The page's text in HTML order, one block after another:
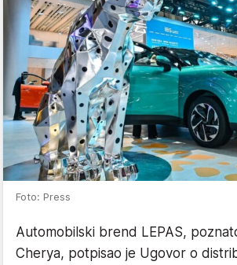
Foto: Press
Automobilski brend LEPAS,
Cherya, potpisao je Ugovor o